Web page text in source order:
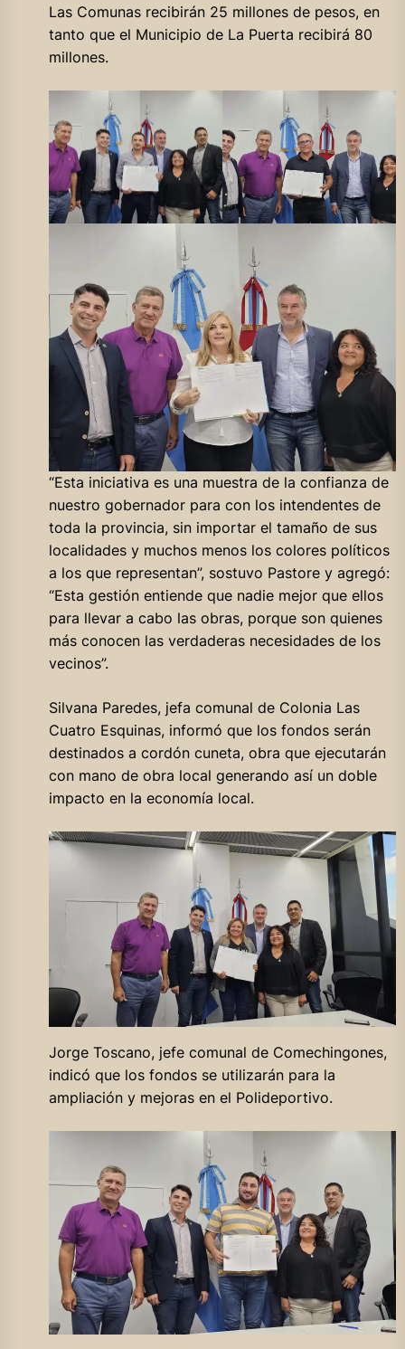
Las Comunas recibirán 25 millones de pesos, en
tanto que el Municipio de La Puerta recibirá 80
millones.
“Esta iniciativa es una muestra de la confianza de
nuestro gobernador para con los intendentes de
toda la provincia, sin importar el tamaño de sus
localidades y muchos menos los colores políticos
a los que representan”, sostuvo Pastore y agregó:
“Esta gestión entiende que nadie mejor que ellos
para llevar a cabo las obras, porque son quienes
más conocen las verdaderas necesidades de los
vecinos”.
Silvana Paredes, jefa comunal de Colonia Las
Cuatro Esquinas, informó que los fondos serán
destinados a cordón cuneta, obra que ejecutarán
con mano de obra local generando así un doble
impacto en la economía local.
Jorge Toscano, jefe comunal de Comechingones,
indicó que los fondos se utilizarán para la
ampliación y mejoras en el Polideportivo.